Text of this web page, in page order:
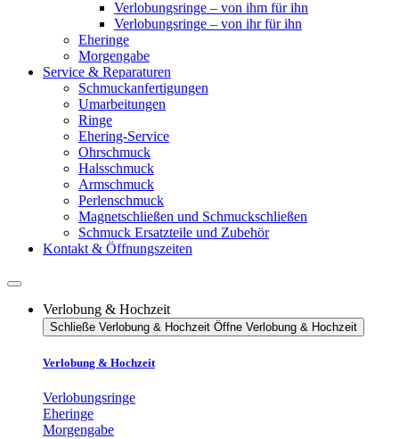
Verlobungsringe – von ihm für ihn
Verlobungsringe – von ihr für ihn
Eheringe
Morgengabe
Service & Reparaturen
Schmuckanfertigungen
Umarbeitungen
Ringe
Ehering-Service
Ohrschmuck
Halsschmuck
Armschmuck
Perlenschmuck
Magnetschließen und Schmuckschließen
Schmuck Ersatzteile und Zubehör
Kontakt & Öffnungszeiten
Verlobung & Hochzeit
Schließe Verlobung & Hochzeit Öffne Verlobung & Hochzeit
Verlobung & Hochzeit
Verlobungsringe
Eheringe
Morgengabe